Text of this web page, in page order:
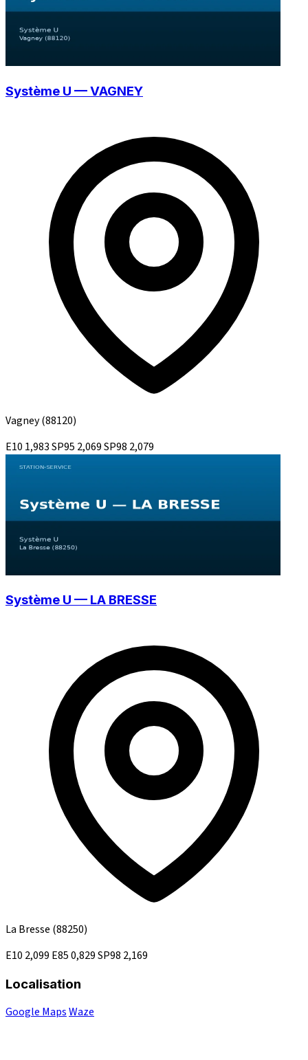
Système U — VAGNEY
Vagney(88120)
E10 1,983SP95 2,069SP98 2,079
Système U — LA BRESSE
La Bresse (88250)
E10 2,099 E850,829SP98 2,169
Localisation
Google MapsWaze